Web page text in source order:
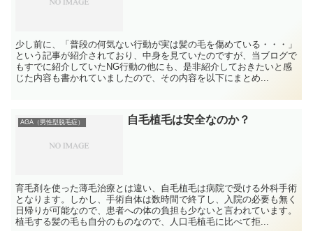
少し前に、「普段の何気ない行動が実は髪の毛を傷めている・・・」
という記事が紹介されており、中身を見ていたのですが、当ブログで
もすでに紹介していたNG行動の他にも、是非紹介しておきたいと感
じた内容も書かれていましたので、その内容を以下にまとめ...
AGA（男性型脱毛症） 自毛植毛は安全なのか？
育毛剤を使った薄毛治療とは違い、自毛植毛は病院で受ける外科手術
となります。しかし、手術自体は数時間で終了し、入院の必要も無く
日帰りが可能なので、患者への体の負担も少ないと言われています。
植毛する髪の毛も自分のものなので、人口毛植毛に比べて拒...